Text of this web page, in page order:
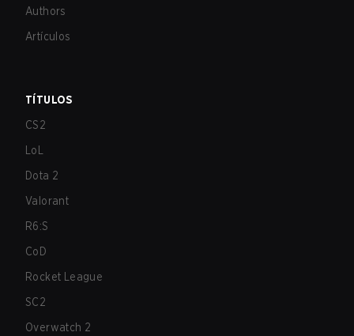
Authors
Artículos
TÍTULOS
CS2
LoL
Dota 2
Valorant
R6:S
CoD
Rocket League
SC2
Overwatch 2